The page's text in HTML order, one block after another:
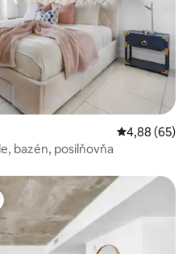
Priemerné
4,88 (65)
bazén, posilňovňa